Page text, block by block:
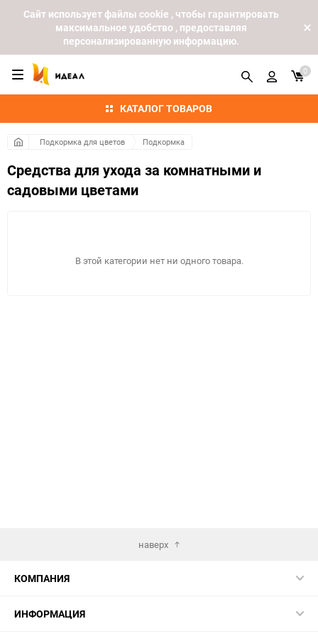
Cайт использует файлы cookie , чтобы гарантировать
максимальное удобство , предоставляя
персонализированную информацию.
КАТАЛОГ ТОВАРОВ
0
Подкормка для цветов Подкормка
Средства для ухода за комнатными и
садовыми цветами
В этой категории нет ни одного товара.
наверх
КОМПАНИЯ
ИНФОРМАЦИЯ